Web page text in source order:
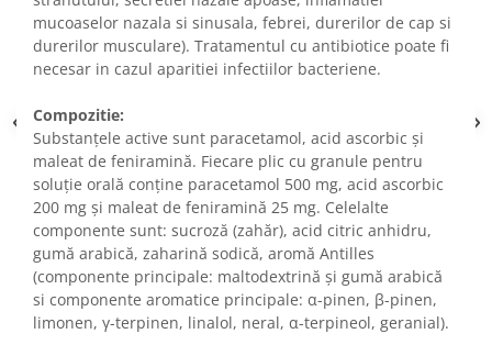
mucoaselor nazala si sinusala, febrei, durerilor de cap si
durerilor musculare). Tratamentul cu antibiotice poate fi
necesar in cazul aparitiei infectiilor bacteriene.
Compozitie:
Substanţele active sunt paracetamol, acid ascorbic şi
maleat de feniramină. Fiecare plic cu granule pentru
soluţie orală conţine paracetamol 500 mg, acid ascorbic
200 mg şi maleat de feniramină 25 mg. Celelalte
componente sunt: sucroză (zahăr), acid citric anhidru,
gumă arabică, zaharină sodică, aromă Antilles
(componente principale: maltodextrină și gumă arabică
si componente aromatice principale: α-pinen, β-pinen,
limonen, γ-terpinen, linalol, neral, α-terpineol, geranial).